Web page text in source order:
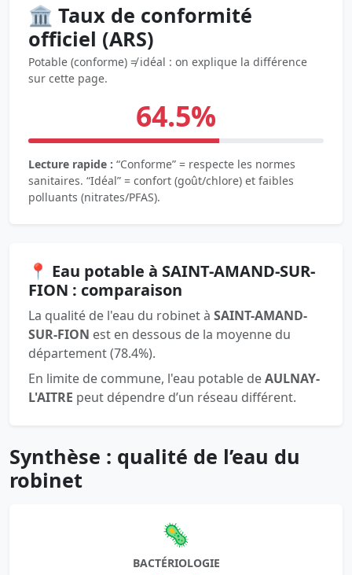
🏛️ Taux de conformité
officiel (ARS)
Potable (conforme) ≠ idéal : on explique la différence
sur cette page.
64.5%
Lecture rapide : “Conforme” = respecte les normes
sanitaires. “Idéal” = confort (goût/chlore) et faibles
polluants (nitrates/PFAS).
📍 Eau potable à SAINT-AMAND-SUR-
FION : comparaison
La qualité de l'eau du robinet à SAINT-AMAND-
SUR-FION est en dessous de la moyenne du
département (78.4%).
En limite de commune, l'eau potable deAULNAY-
L'AITRE peut dépendre d’un réseau différent.
Synthèse : qualité de l’eau du
robinet
🦠
BACTÉRIOLOGIE